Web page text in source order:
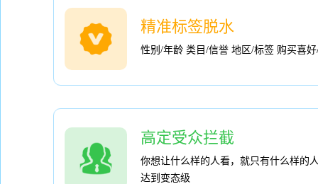
精准标签脱水
性别/年龄 类目/信誉 地区/标签 购买喜
高定受众拦截
你想让什么样的人看，就只有什么样的
达到变态级